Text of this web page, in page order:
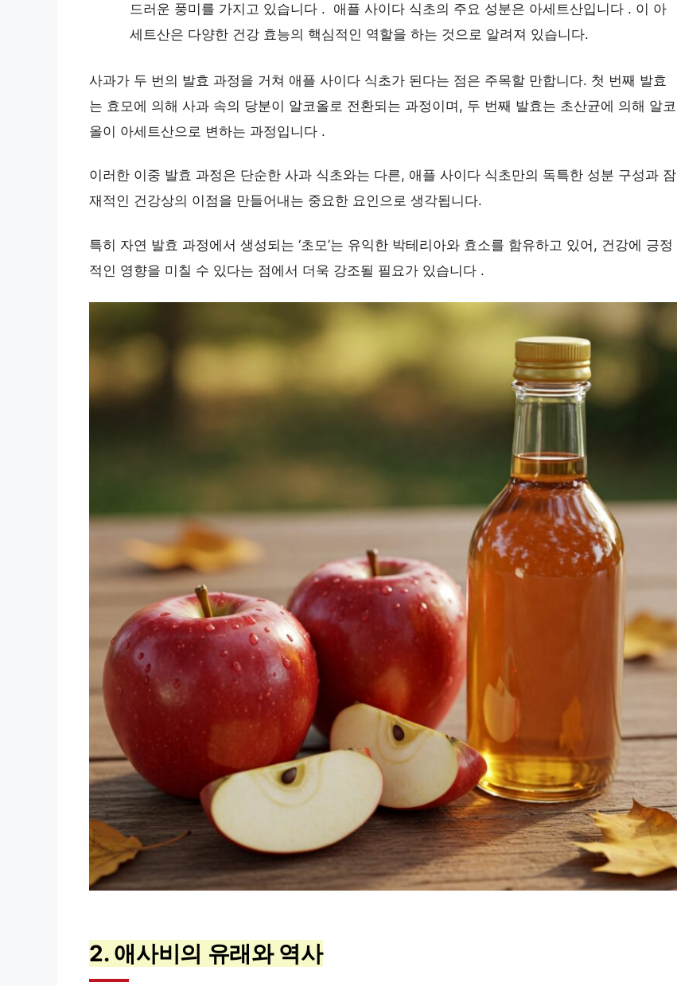
드러운 풍미를 가지고 있습니다 . 애플 사이다 식초의 주요 성분은 아세트산입니다 . 이 아
세트산은 다양한 건강 효능의 핵심적인 역할을 하는 것으로 알려져 있습니다.
사과가 두 번의 발효 과정을 거쳐 애플 사이다 식초가 된다는 점은 주목할 만합니다. 첫 번째 발효
는 효모에 의해 사과 속의 당분이 알코올로 전환되는 과정이며, 두 번째 발효는 초산균에 의해 알코
올이 아세트산으로 변하는 과정입니다 .
이러한 이중 발효 과정은 단순한 사과 식초와는 다른, 애플 사이다 식초만의 독특한 성분 구성과 잠
재적인 건강상의 이점을 만들어내는 중요한 요인으로 생각됩니다.
특히 자연 발효 과정에서 생성되는 ‘초모’는 유익한 박테리아와 효소를 함유하고 있어, 건강에 긍정
적인 영향을 미칠 수 있다는 점에서 더욱 강조될 필요가 있습니다 .
2. 애사비의 유래와 역사